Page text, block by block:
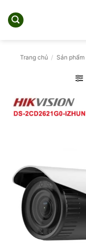
qua
Trang chủ / Sản phẩm